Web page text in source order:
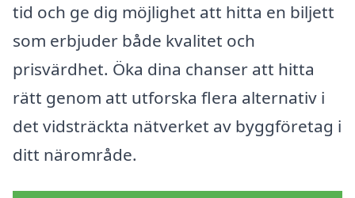
tid och ge dig möjlighet att hitta en biljett
som erbjuder både kvalitet och
prisvärdhet. Öka dina chanser att hitta
rätt genom att utforska flera alternativ i
det vidsträckta nätverket av byggföretag i
ditt närområde.